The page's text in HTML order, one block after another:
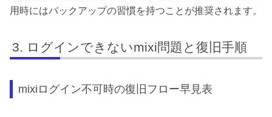
用時にはバックアップの習慣を持つことが推奨されます。
ログインできないmixi問題と復旧手順
mixiログイン不可時の復旧フロー早見表